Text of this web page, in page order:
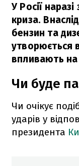
У Росії
криза.
бензин та
утворюється
впливають на
Чи буде
Чи очікує
ударів у
президента